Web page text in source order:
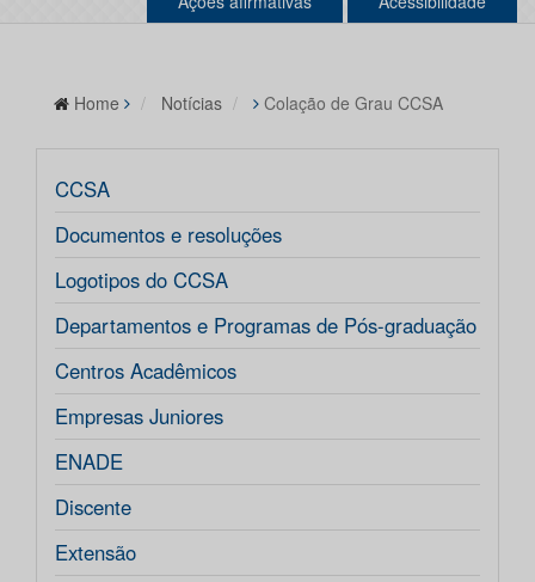
Home Notícias Colação de Grau CCSA
CCSA
Documentos e resoluções
Logotipos do CCSA
Departamentos e Programas de Pós-graduação
Centros Acadêmicos
Empresas Juniores
ENADE
Discente
Extensão